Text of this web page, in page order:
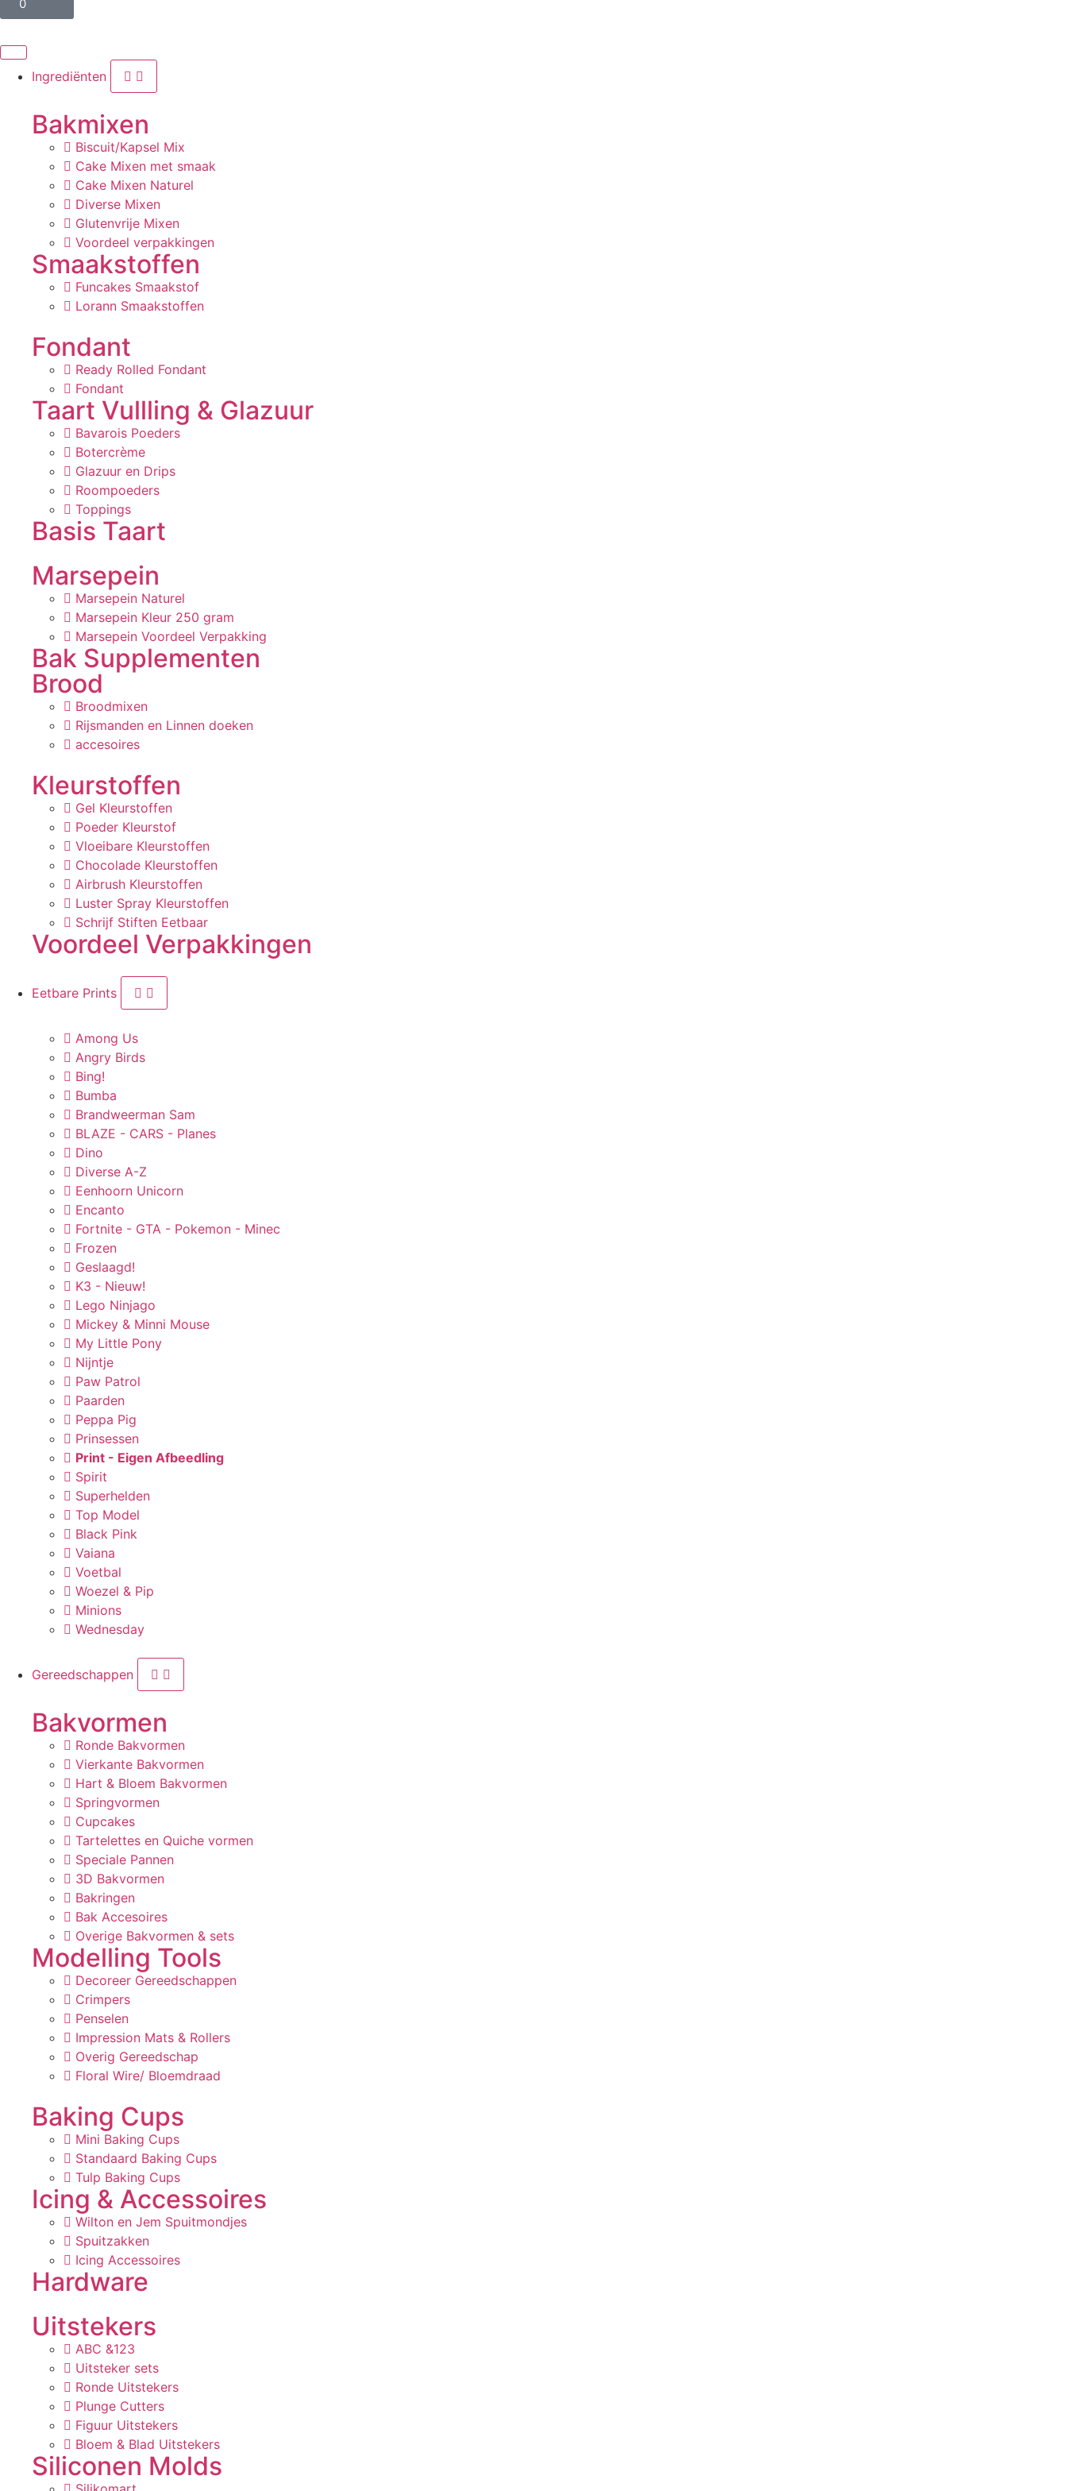
0
Ingrediënten
Bakmixen
Biscuit/Kapsel Mix
Cake Mixen met smaak
Cake Mixen Naturel
Diverse Mixen
Glutenvrije Mixen
Voordeel verpakkingen
Smaakstoffen
Funcakes Smaakstof
Lorann Smaakstoffen
Fondant
Ready Rolled Fondant
Fondant
Taart Vullling & Glazuur
Bavarois Poeders
Botercrème
Glazuur en Drips
Roompoeders
Toppings
Basis Taart
Marsepein
Marsepein Naturel
Marsepein Kleur 250 gram
Marsepein Voordeel Verpakking
Bak Supplementen
Brood
Broodmixen
Rijsmanden en Linnen doeken
accesoires
Kleurstoffen
Gel Kleurstoffen
Poeder Kleurstof
Vloeibare Kleurstoffen
Chocolade Kleurstoffen
Airbrush Kleurstoffen
Luster Spray Kleurstoffen
Schrijf Stiften Eetbaar
Voordeel Verpakkingen
Eetbare Prints
Among Us
Angry Birds
Bing!
Bumba
Brandweerman Sam
BLAZE - CARS - Planes
Dino
Diverse A-Z
Eenhoorn Unicorn
Encanto
Fortnite - GTA - Pokemon - Minec
Frozen
Geslaagd!
K3 - Nieuw!
Lego Ninjago
Mickey & Minni Mouse
My Little Pony
Nijntje
Paw Patrol
Paarden
Peppa Pig
Prinsessen
Print - Eigen Afbeedling
Spirit
Superhelden
Top Model
Black Pink
Vaiana
Voetbal
Woezel & Pip
Minions
Wednesday
Gereedschappen
Bakvormen
Ronde Bakvormen
Vierkante Bakvormen
Hart & Bloem Bakvormen
Springvormen
Cupcakes
Tartelettes en Quiche vormen
Speciale Pannen
3D Bakvormen
Bakringen
Bak Accesoires
Overige Bakvormen & sets
Modelling Tools
Decoreer Gereedschappen
Crimpers
Penselen
Impression Mats & Rollers
Overig Gereedschap
Floral Wire/ Bloemdraad
Baking Cups
Mini Baking Cups
Standaard Baking Cups
Tulp Baking Cups
Icing & Accessoires
Wilton en Jem Spuitmondjes
Spuitzakken
Icing Accessoires
Hardware
Uitstekers
ABC &123
Uitsteker sets
Ronde Uitstekers
Plunge Cutters
Figuur Uitstekers
Bloem & Blad Uitstekers
Siliconen Molds